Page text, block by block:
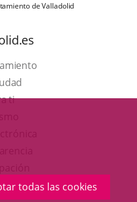
todas las cookies
de Valladolid
ti
en aplicación